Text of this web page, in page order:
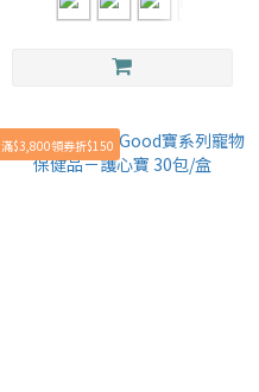
滿$3,800領券折$150